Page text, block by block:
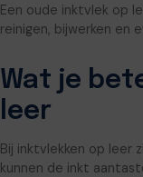
Een oude inktvlek op
reinigen, bijwerken en
Wat je
leer
Bij inktvlekken op leer
kunnen de inkt